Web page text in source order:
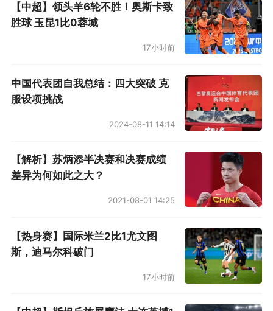
首先，曼城的计划正在进行中，1亿敲定格里利
什，下一步是1亿+敲定凯恩；
云集，一旦梅西的到来引发工资攀比，曼城恐怕
也吃不消；
实施，能够接下梅西税后3000万欧（跟内马尔相
当）的年薪，而队内的工资结构虽在膨胀，但也
相对寡头，配角球员工资较低，暂时没有工资结
【中超】领头羊6轮不胜！奥斯卡致
胜球 玉昆1比0蓉城
17小时前
中国代表团自我总结：四大突破 克
服设项挑战
2024-08-11 14:14
【解析】苏炳添半决赛和决赛成绩
差异为何如此之大？
2021-08-01 14:25
【热身赛】国际米兰2比1尤文图
斯，迪马尔科破门
17小时前